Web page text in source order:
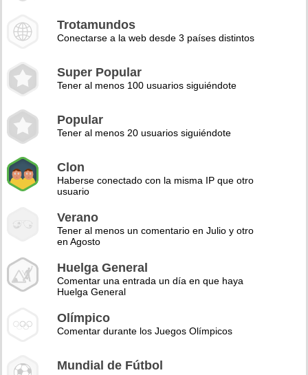
Trotamundos
Conectarse a la web desde 3 países distintos
Super Popular
Tener al menos 100 usuarios siguiéndote
Popular
Tener al menos 20 usuarios siguiéndote
Clon
Haberse conectado con la misma IP que otro
usuario
Verano
Tener al menos un comentario en Julio y otro
en Agosto
Huelga General
Comentar una entrada un día en que haya
Huelga General
Olímpico
Comentar durante los Juegos Olímpicos
Mundial de Fútbol